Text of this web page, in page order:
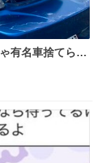
有名車捨てられ
も残ってない
でした、、 #バ